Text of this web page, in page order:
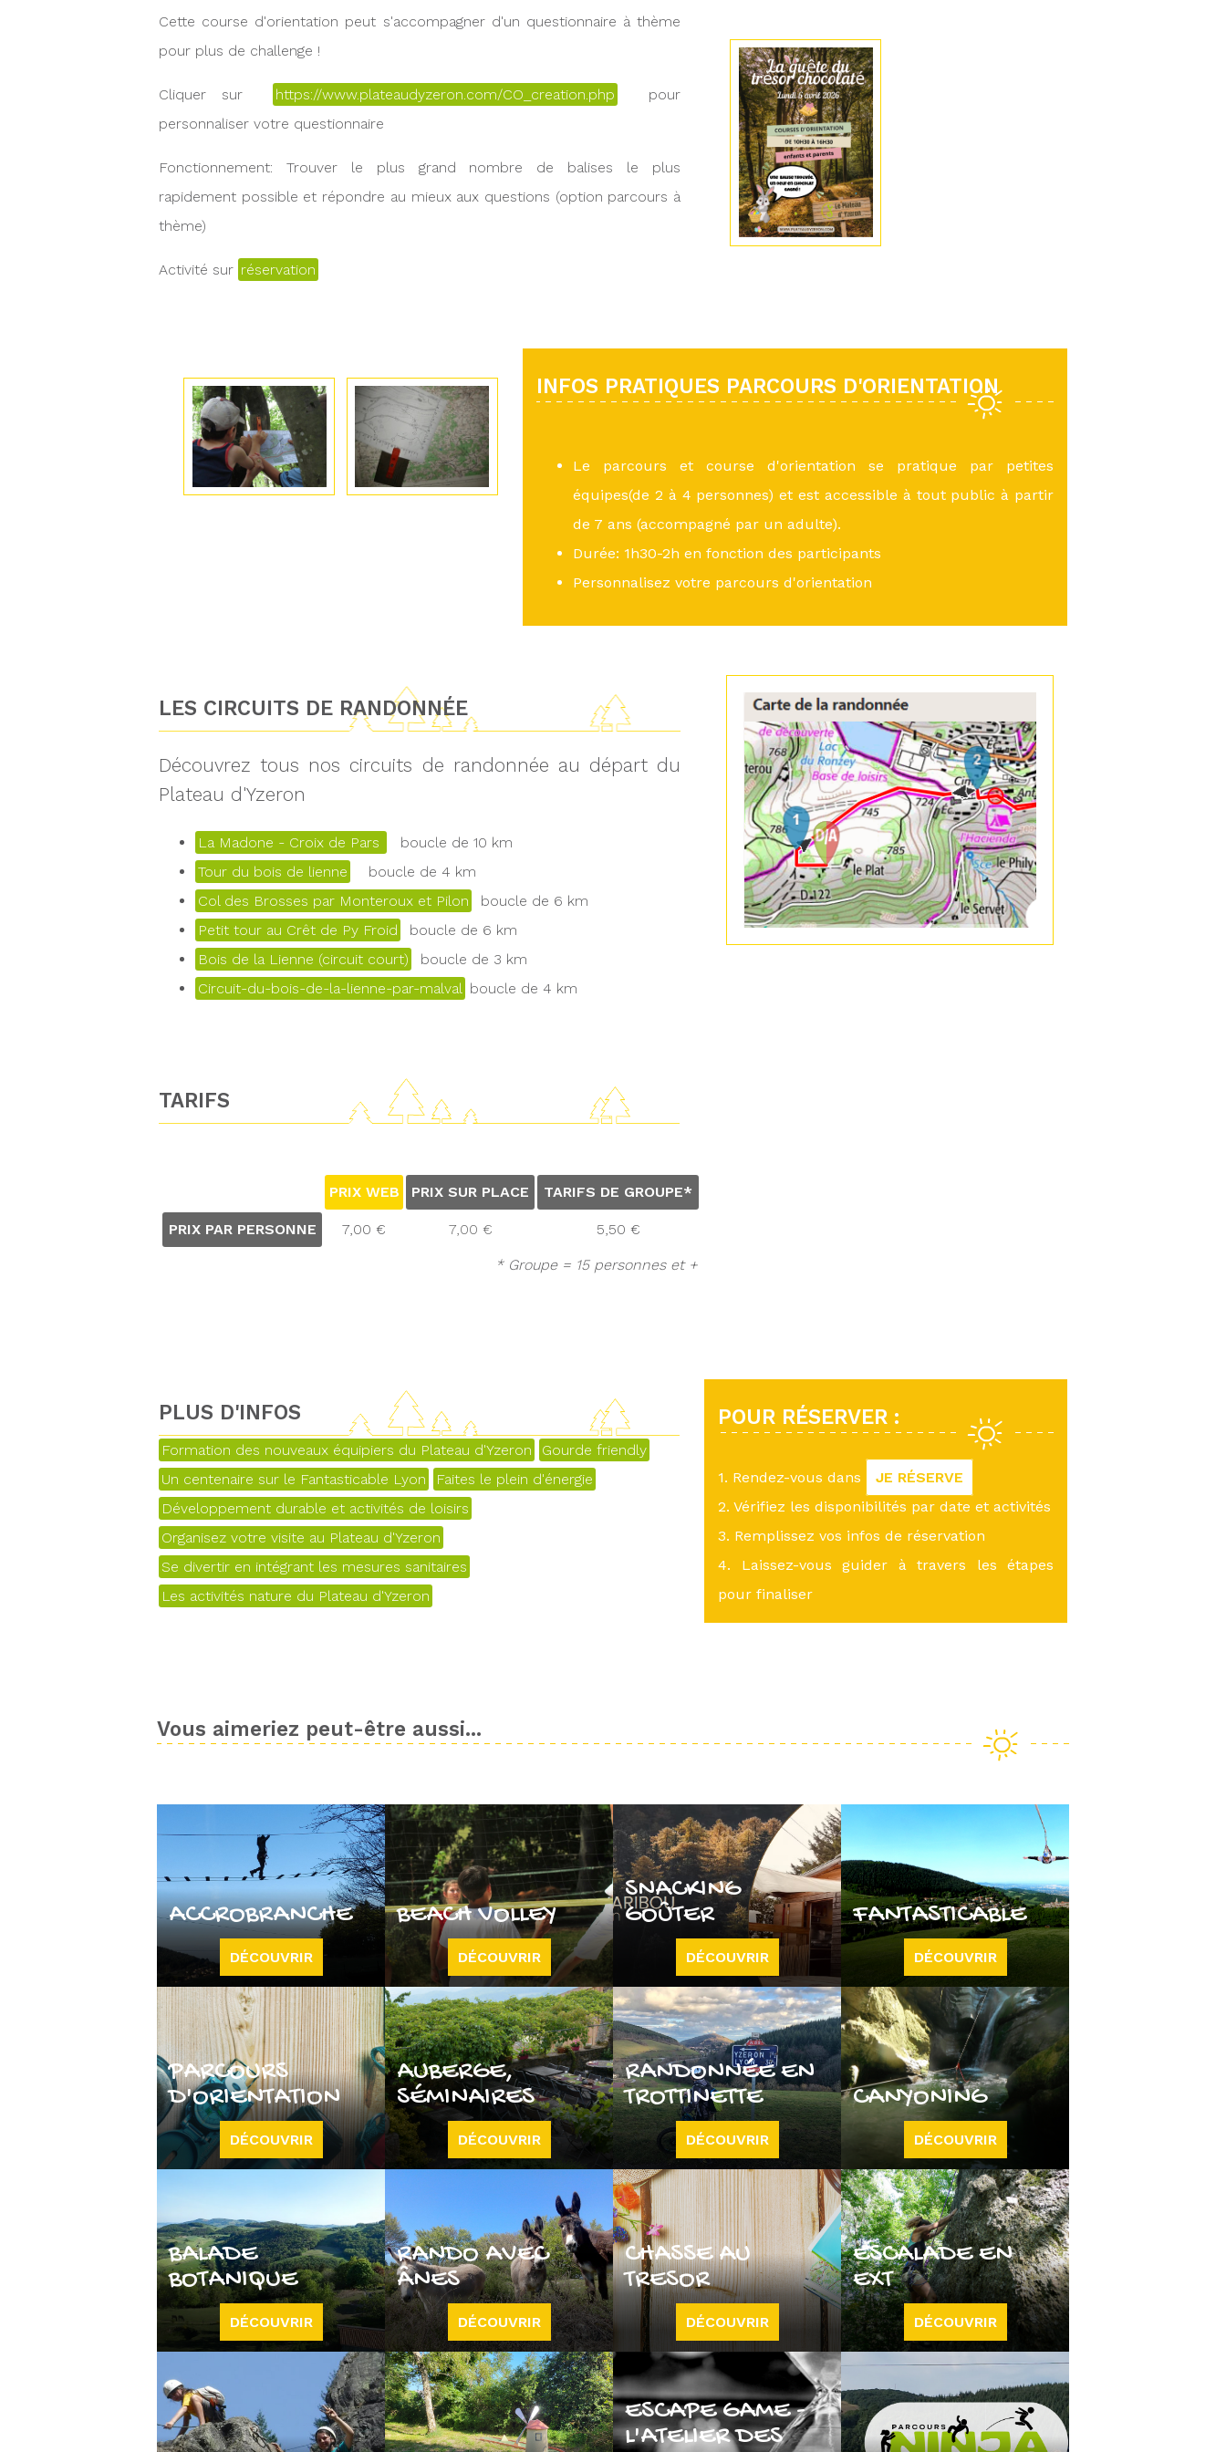
Cette course d'orientation peut s'accompagner d'un questionnaire à thème
pour plus de challenge !
Cliquer sur https://www.plateaudyzeron.com/CO_creation.php
pour
personnaliser votre questionnaire
Fonctionnement: Trouver le plus grand nombre de balises le plus
rapidement possible et répondre au mieux aux questions (option parcours à
thème)
Activité sur réservation
INFOS PRATIQUES PARCOURS D'ORIENTATION
Le parcours et course d'orientation se pratique par petites
équipes(de 2 à 4 personnes) et est accessible à tout public à partir
de 7 ans (accompagné par un adulte).
Durée: 1h30-2h en fonction des participants
Personnalisez votre parcours d'orientation
LES CIRCUITS DE RANDONNÉE
Découvrez tous nos circuits de randonnée au départ du
Plateau d'Yzeron
La Madone - Croix de Pars
boucle de 10 km
Tour du bois de lienne
boucle de 4 km
Col des Brosses par Monteroux et Pilon
boucle de 6 km
Petit tour au Crêt de Py Froid
boucle de 6 km
Bois de la Lienne (circuit court)
boucle de 3 km
Circuit-du-bois-de-la-lienne-par-malval boucle de 4 km
TARIFS
PRIX WEB PRIX SUR PLACE TARIFS DE GROUPE*
PRIX PAR PERSONNE 7,00 € 7,00 € 5,50 €
* Groupe = 15 personnes et +
PLUS D'INFOS
Formation des nouveaux équipiers du Plateau d'Yzeron
Gourde friendly
Un centenaire sur le Fantasticable Lyon
Faites le plein d'énergie
Développement durable et activités de loisirs
Organisez votre visite au Plateau d'Yzeron
Se divertir en intégrant les mesures sanitaires
Les activités nature du Plateau d'Yzeron
POUR RÉSERVER :
1. Rendez-vous dans
JE RÉSERVE
2. Vérifiez les disponibilités par date et activités
3. Remplissez vos infos de réservation
4. Laissez-vous guider à travers les étapes
pour finaliser
Vous aimeriez peut-être aussi...
ACCROBRANCHE
DÉCOUVRIR
BEACH VOLLEY
DÉCOUVRIR
SNACKING
GOÛTER
DÉCOUVRIR
FANTASTICABLE
DÉCOUVRIR
PARCOURS
D'ORIENTATION
DÉCOUVRIR
AUBERGE,
SÉMINAIRES
DÉCOUVRIR
RANDONNÉE EN
TROTTINETTE
DÉCOUVRIR
CANYONING
DÉCOUVRIR
BALADE
BOTANIQUE
DÉCOUVRIR
RANDO AVEC
ÂNES
DÉCOUVRIR
CHASSE AU
TRESOR
DÉCOUVRIR
ESCALADE EN
EXT
DÉCOUVRIR
ESCAPE GAME -
L'ATELIER DES